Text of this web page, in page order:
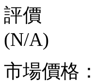
市場價格：